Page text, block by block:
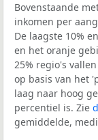
Bovenstaande
inkomen per
De laagste 10%
en het oranje
25% regio's
op basis van het
laag naar hoog
percentiel is. Zie
gemiddelde,